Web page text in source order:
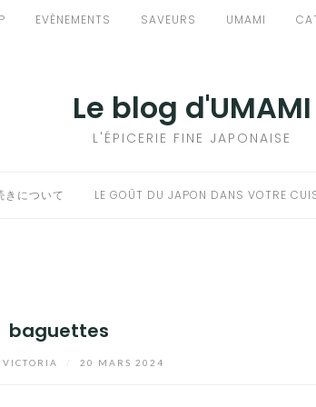
EVÈNEMENTS SAVEURS UMAMI
Le blog d'UMAMI
L'ÉPICERIE FINE JAPONAISE
きについて LE GOÛT DU JAPON DANS VOTRE
baguettes
VICTORIA 20 MARS 2024